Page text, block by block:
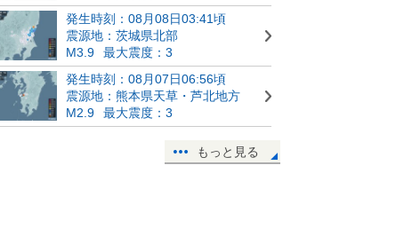
発生時刻：08月08日03:41頃
震源地：茨城県北部
M3.9
最大震度：3
発生時刻：08月07日06:56頃
震源地：熊本県天草・芦北地方
M2.9
最大震度：3
もっと見る